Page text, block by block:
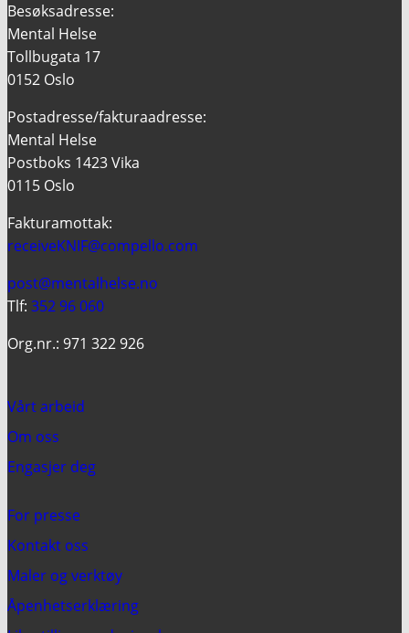
Besøksadresse:
Mental Helse
Tollbugata 17
0152 Oslo
Postadresse/fakturaadresse:
Mental Helse
Postboks 1423 Vika
0115 Oslo
Fakturamottak:
receiveKNIF@compello.com
post@mentalhelse.no
Tlf: 352 96 060
Org.nr.: 971 322 926
Vårt arbeid
Om oss
Engasjer deg
For presse
Kontakt oss
Maler og verktøy
Åpenhetserklæring